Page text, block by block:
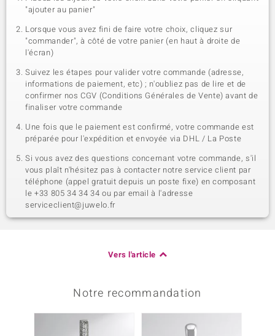
"ajouter au panier"
Lorsque vous avez fini de faire votre choix, cliquez sur
"commander", à côté de votre panier (en haut à droite de
l'écran)
Suivez les étapes pour valider votre commande (adresse,
informations de paiement, etc) ; n'oubliez pas de lire et de
confirmer nos CGV (Conditions Générales de Vente) avant de
finaliser votre commande
Une fois que le paiement est confirmé, votre commande est
préparée pour l'expédition et envoyée via DHL / La Poste
Si vous avez des questions concernant votre commande, s'il
vous plaît n'hésitez pas à contacter notre service client par
téléphone (appel gratuit depuis un poste fixe) en composant
le +33 805 34 34 34 ou par email à l'adresse
serviceclient@juwelo.fr
Vers l'article
Notre recommandation